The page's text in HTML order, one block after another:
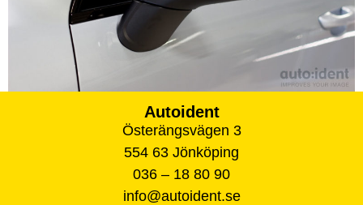
Autoident
Österängsvägen 3
554 63 Jönköping
036 – 18 80 90
info@autoident.se